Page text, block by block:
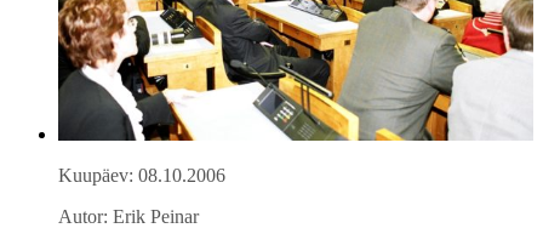
Kuupäev: 08.10.2006
Autor: Erik Peinar